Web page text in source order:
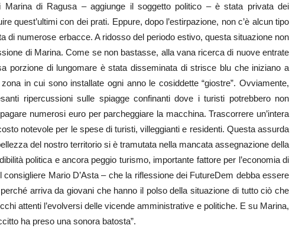
Marina di Ragusa – aggiunge il soggetto politico – è stata privata dei
quest’ultimi con dei prati. Eppure, dopo l’estirpazione, non c’è alcun tipo
di numerose erbacce. A ridosso del periodo estivo, questa situazione non
di Marina. Come se non bastasse, alla vana ricerca di nuove entrate
porzione di lungomare è stata disseminata di strisce blu che iniziano a
in cui sono installate ogni anno le cosiddette “giostre”. Ovviamente,
ripercussioni sulle spiagge confinanti dove i turisti potrebbero non
numerosi euro per parcheggiare la macchina. Trascorrere un’intera
notevole per le spese di turisti, villeggianti e residenti. Questa assurda
del nostro territorio si è tramutata nella mancata assegnazione della
politica e ancora peggio turismo, importante fattore per l’economia di
consigliere Mario D’Asta – che la riflessione dei FutureDem debba essere
arriva da giovani che hanno il polso della situazione di tutto ciò che
attenti l’evolversi delle vicende amministrative e politiche. E su Marina,
ha preso una sonora batosta”.